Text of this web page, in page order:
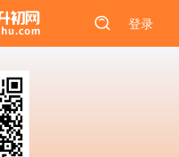
登录